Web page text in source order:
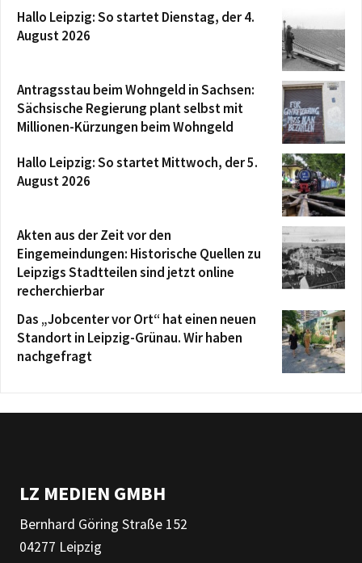
Hallo Leipzig: So startet Dienstag, der 4.
August 2026
Antragsstau beim Wohngeld in Sachsen:
Sächsische Regierung plant selbst mit
Millionen-Kürzungen beim Wohngeld
Hallo Leipzig: So startet Mittwoch, der 5.
August 2026
Akten aus der Zeit vor den
Eingemeindungen: Historische Quellen zu
Leipzigs Stadtteilen sind jetzt online
recherchierbar
Das „Jobcenter vor Ort“ hat einen neuen
Standort in Leipzig-Grünau. Wir haben
nachgefragt
LZ MEDIEN GMBH
Bernhard Göring Straße 152
04277 Leipzig